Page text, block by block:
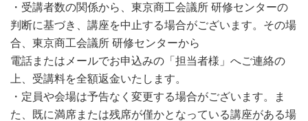
・受講者数の関係から、東京商工会議所 研修センターの
判断に基づき、講座を中止する場合がございます。その場
合、東京商工会議所 研修センターから
電話またはメールでお申込みの「担当者様」へご連絡の
上、受講料を全額返金いたします。
・定員や会場は予告なく変更する場合がございます。ま
た、既に満席または残席が僅かとなっている講座がある場